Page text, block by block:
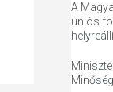
A
uniós